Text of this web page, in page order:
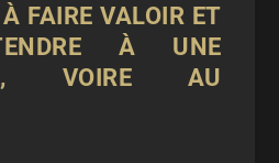
FAIRE VALOIR ET
À UNE
VOIRE AU